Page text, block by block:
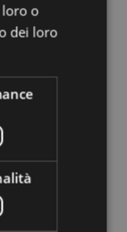
o
dei loro